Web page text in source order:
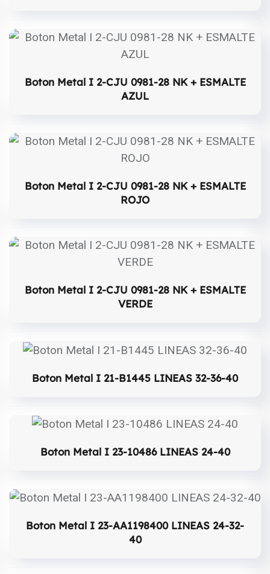
Boton Metal I 2-CJU 0981-28 NK + ESMALTE
AZUL
Boton Metal I 2-CJU 0981-28 NK + ESMALTE
ROJO
Boton Metal I 2-CJU 0981-28 NK + ESMALTE
VERDE
Boton Metal I 21-B1445 LINEAS 32-36-40
Boton Metal I 23-10486 LINEAS 24-40
Boton Metal I 23-AA1198400 LINEAS 24-32-
40